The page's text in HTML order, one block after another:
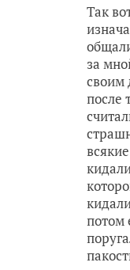
Так
за
своим
после
потом